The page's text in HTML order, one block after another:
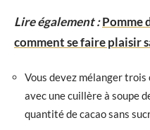
Lire également :Pomme
comment se faire plaisir
Vous devez mélanger trois
avec une cuillère à soupe
quantité de cacao sans